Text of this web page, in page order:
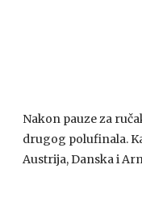
Nakon pauze za
drugog polufinala.
Austrija, Danska i